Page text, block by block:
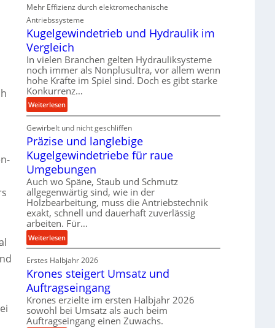
o
n
i
n
d
e
n
M
i
t
t
e
l
t
a
n
o
m
p
a
k
t
e
U
l
t
s
c
h
a
l
l
s
e
n
s
o
r
e
n
Mehr Effizienz durch elektromechanische
Antriebssysteme
Kugelgewindetrieb und Hydraulik im
Vergleich
In vielen Branchen gelten Hydrauliksysteme
noch immer als Nonplusultra, vor allem wenn
hohe Kräfte im Spiel sind. Doch es gibt starke
Konkurrenz…
Weiterlesen:
K
u
g
l
g
e
w
i
n
d
e
t
r
i
e
b
u
n
Gewirbelt und nicht geschliffen
Präzise und langlebige
Kugelgewindetriebe für raue
Umgebungen
Auch wo Späne, Staub und Schmutz
allgegenwärtig sind, wie in der
Holzbearbeitung, muss die Antriebstechnik
exakt, schnell und dauerhaft zuverlässig
arbeiten. Für…
Weiterlesen:
P
r
ä
i
s
e
Erstes Halbjahr 2026
Krones steigert Umsatz und
Auftragseingang
Krones erzielte im ersten Halbjahr 2026
sowohl bei Umsatz als auch beim
Auftragseingang einen Zuwachs.